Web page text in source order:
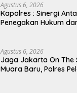
Agustus 6, 2026
Kapolres : Sinergi
Penegakan Hukum
Davidson Bekas.
Agustus 6, 2026
Jaga Jakarta On The
Muara Baru, Polres